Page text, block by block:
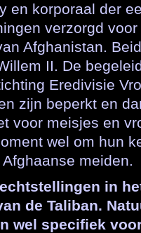
en korporaal der
verzorgd
Afghanistan.
II. De
Eredivisie
zijn beperkt en
voor meisjes en
wel om hun
meiden.
in
de Taliban.
wel specifiek